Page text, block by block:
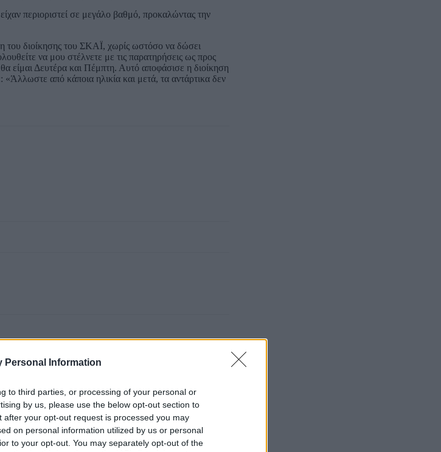
Personal Information
to third parties, or processing of your personal or
by us, please use the below opt-out section to
your opt-out request is processed you may
on personal information utilized by us or personal
to your opt-out. You may separately opt-out of the
περιοριστεί σε μεγάλο βαθμό, προκαλώντας την
του διοίκησης του ΣΚΑΪ, χωρίς ωστόσο να δώσει
να μου στέλνετε με τις παρατηρήσεις ως προς
είμαι Δευτέρα και Πέμπτη. Αυτό αποφάσισε η διοίκηση
από κάποια ηλικία και μετά, τα αντάρτικα δεν